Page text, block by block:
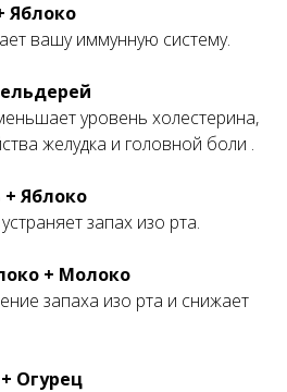
Яблоко
вашу иммунную систему.
уровень холестерина,
желудка и головной боли .
Яблоко
запах изо рта.
+ Молоко
запаха изо рта и снижает
Огурец